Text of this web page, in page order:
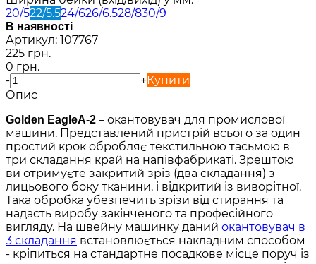
20/522/5.524/626/6.528/830/9
В наявності
Артикул: 107767
225 грн.
0 грн.
-
+Купити
Опис
Golden EagleA-2 – окантовувач для промислової
машини. Представлений пристрій всього за один
простий крок обробляє текстильною тасьмою в
три складання край на напівфабрикаті. Зрештою
ви отримуєте закритий зріз (два складання) з
лицьового боку тканини, і відкритий із виворітної.
Така обробка убезпечить зрізи від стирання та
надасть виробу закінченого та професійного
вигляду. На швейну машинку даний окантовувач в
3 складання встановлюється накладним способом
- кріпиться на стандартне посадкове місце поруч із